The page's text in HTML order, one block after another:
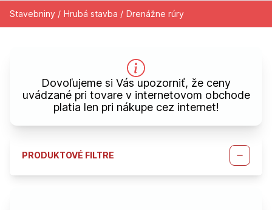
Stavebniny / Hrubá stavba / Drenážne rúry
Dovoľujeme si Vás upozorniť, že ceny
uvádzané pri tovare v internetovom obchode
platia len pri nákupe cez internet!
PRODUKTOVÉ FILTRE